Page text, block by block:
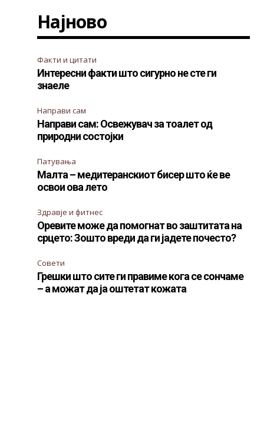
Најново
Факти и цитати
Интересни факти што сигурно не сте ги
знаеле
Направи сам
Направи сам: Освежувач за тоалет од
природни состојки
Патувања
Малта – медитеранскиот бисер што ќе ве
освои ова лето
Здравје и фитнес
Оревите може да помогнат во заштитата на
срцето: Зошто вреди да ги јадете почесто?
Совети
Грешки што сите ги правиме кога се сончаме
– а можат да ја оштетат кожата